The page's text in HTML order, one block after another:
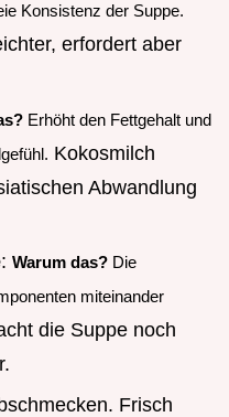
Konsistenz der Suppe.
erfordert aber
Erhöht den Fettgehalt und
Kokosmilch
Abwandlung
: Warum das? Die
miteinander
die Suppe noch
Frisch